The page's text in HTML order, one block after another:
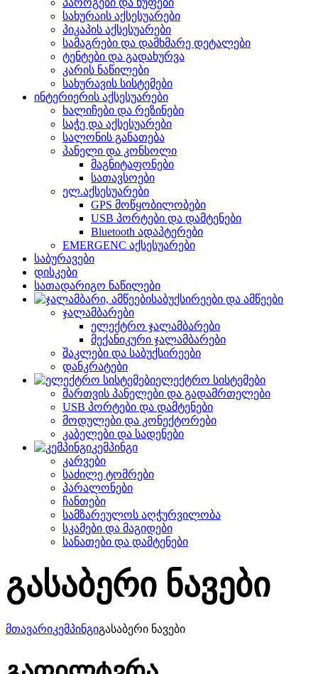
პაროგები და ხუფები
სახურაის აქსესუარები
პიკაპის აქსესუარები
სამაგრები და დამხმარე დეტალები
ტენტები და გადახურვა
კარის ნაწილები
სახურავის სისტემები
ინტერიერის აქსესუარები
ხალიჩები და რეზინები
საჭე და აქსესუარები
სალონის განათება
პანელი და კონსოლი
მაგნიტაფონები
სათავსოები
ელ.აქსესუარები
GPS მოწყობილობები
USB პორტები და დამტენები
Bluetooth ადაპტერები
EMERGENC აქსესუარები
საბურავები
დისკები
სათადარიგო ნაწილები
საბუქსირეები და ამწეები
ჯალამბარები
ელექტრო ჯალამბარები
მექანიკური ჯალამბარები
შაკლები და საბუქსირეები
დანკრატები
ელექტრო სისტემები
მართვის პანელები და გადამრთელები
USB პორტები და დამტენები
მოდულები და კონექტორები
კაბელები და სადენები
კემპინგი
კარვები
საძილე ტომრები
პარალონები
ჩანთები
სამზარეულოს აღჭურვილობა
სკამები და მაგიდები
სანათები და დამტენები
გასაბერი ნავები
მთავარიკემპინგიგასაბერი ნავები